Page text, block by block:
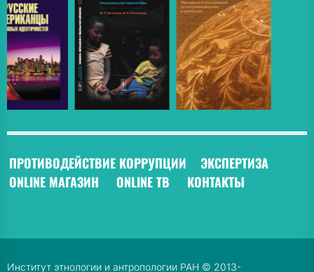
ПРОТИВОДЕЙСТВИЕ КОРРУПЦИИ ЭКСПЕРТИЗА
ONLINE МАГАЗИН
ONLINE ТВ КОНТАКТЫ
Институт этнологии и антропологии РАН © 2013-